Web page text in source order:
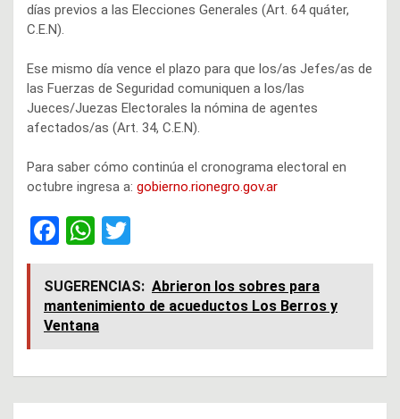
días previos a las Elecciones Generales (Art. 64 quáter,
C.E.N).
Ese mismo día vence el plazo para que los/as Jefes/as de
las Fuerzas de Seguridad comuniquen a los/las
Jueces/Juezas Electorales la nómina de agentes
afectados/as (Art. 34, C.E.N).
Para saber cómo continúa el cronograma electoral en
octubre ingresa a: gobierno.rionegro.gov.ar
F
a
ce
b
o
o
k
W
h
at
s
A
p
p
wi
tt
er
SUGERENCIAS: Abrieron los sobres para
mantenimiento de acueductos Los Berros y
Ventana